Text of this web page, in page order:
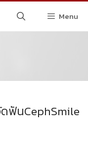
Menu
ฟันCephSmile